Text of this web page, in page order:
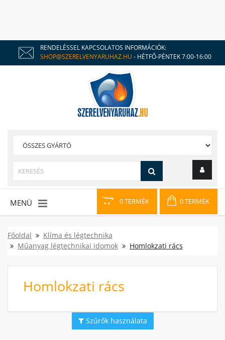
RENDELÉSSEL KAPCSOLATOS INFORMÁCIÓK:
SHOP@SZERELVENYARUHAZ.HU - HÉTFŐ-PÉNTEK 7:00-16:00
0 TERMÉK 0 TERMÉK
MENÜ
Főoldal
Klíma és légtechnika
Műanyag légtechnikai idomok
Homlokzati rács
Homlokzati rács
Szűrők használata